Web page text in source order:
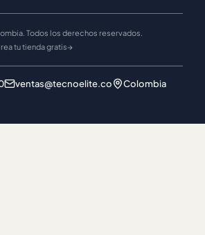
Todos los derechos reservados.
tu tienda gratis→
ventas@tecnoelite.co Colombia